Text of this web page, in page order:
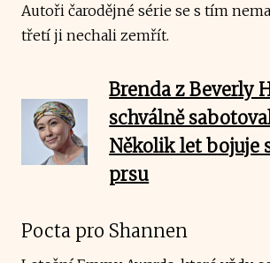
Autoři čarodějné série se s tím
třetí ji nechali zemřít.
Brenda z Beverly
schválně
Několik let bojuje
prsu
Pocta pro Shannen